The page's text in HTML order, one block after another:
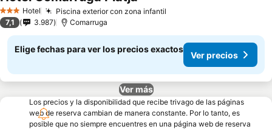
3 Estrellas
Hotel Piscina exterior con zona infantil
7,1 3.987 Comarruga
Elige fechas para ver los precios exactos
Ver precios
Ver más
Los precios y la disponibilidad que recibe trivago de las páginas
web de reserva cambian de manera constante. Por lo tanto, es
posible que no siempre encuentres en una página web de reserva